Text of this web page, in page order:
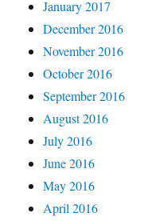
January 2017
December 2016
November 2016
October 2016
September 2016
August 2016
July 2016
June 2016
May 2016
April 2016